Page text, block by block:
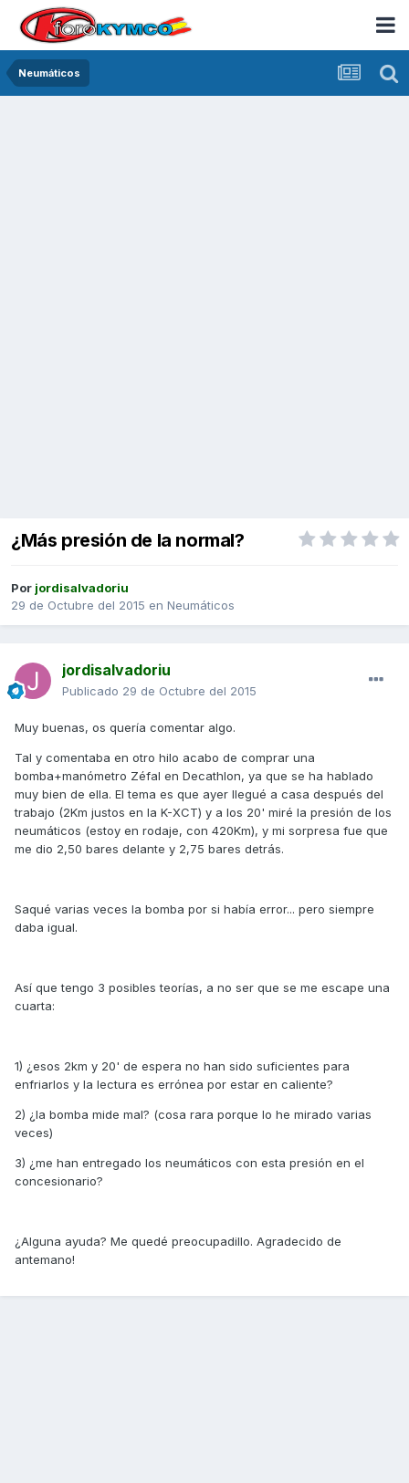
Neumáticos
¿Más presión de la normal?
Por jordisalvadoriu
29 de Octubre del 2015 en Neumáticos
jordisalvadoriu
Publicado 29 de Octubre del 2015
Muy buenas, os quería comentar algo.
Tal y comentaba en otro hilo acabo de comprar una
bomba+manómetro Zéfal en Decathlon, ya que se ha hablado
muy bien de ella. El tema es que ayer llegué a casa después del
trabajo (2Km justos en la K-XCT) y a los 20' miré la presión de los
neumáticos (estoy en rodaje, con 420Km), y mi sorpresa fue que
me dio 2,50 bares delante y 2,75 bares detrás.
Saqué varias veces la bomba por si había error... pero siempre
daba igual.
Así que tengo 3 posibles teorías, a no ser que se me escape una
cuarta:
1) ¿esos 2km y 20' de espera no han sido suficientes para
enfriarlos y la lectura es errónea por estar en caliente?
2) ¿la bomba mide mal? (cosa rara porque lo he mirado varias
veces)
3) ¿me han entregado los neumáticos con esta presión en el
concesionario?
¿Alguna ayuda? Me quedé preocupadillo. Agradecido de
antemano!